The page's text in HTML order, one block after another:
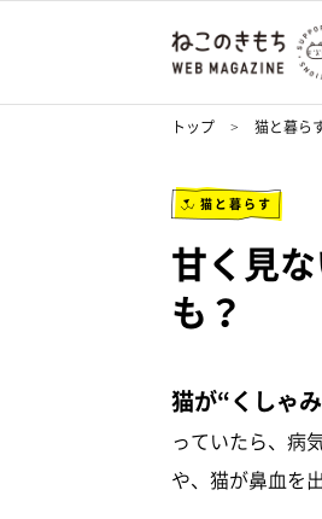
トップ 猫と暮ら
猫と暮らす
甘く見
も？
猫が“くしゃ
っていたら、病
や、猫が鼻血を